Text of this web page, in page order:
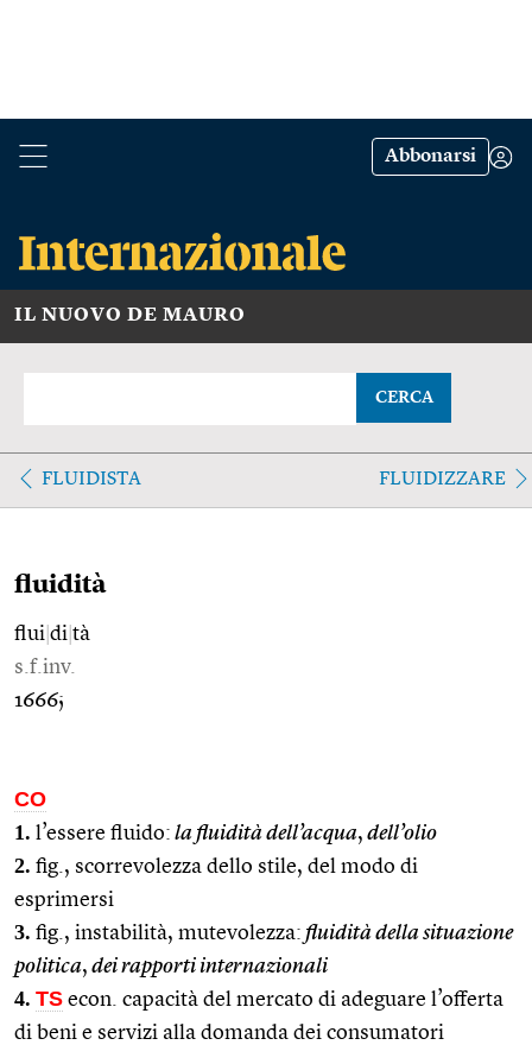
Abbonarsi
IL NUOVO DE MAURO
CERCA
FLUIDISTA FLUIDIZZARE
fluidità
flui di tà
s.f.inv.
1666;
CO
1. l’essere fluido: la fluidità dell’acqua, dell’olio
2. fig., scorrevolezza dello stile, del modo di
esprimersi
3. fig., instabilità, mutevolezza: fluidità della situazione
politica, dei rapporti internazionali
4. TS econ. capacità del mercato di adeguare l’offerta
di beni e servizi alla domanda dei consumatori